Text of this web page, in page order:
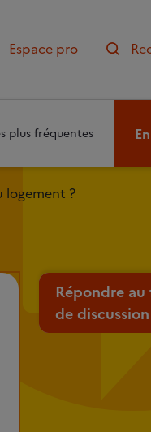
Espace pro
plus fréquentes
?
Répondre au
de discussion